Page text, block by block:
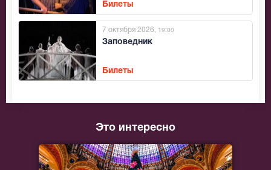
Билеты
Заповедник
7 октября 2026 , 19:00
Билеты
Это интересно